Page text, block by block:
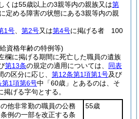
くは55歳以上の3親等内の親族又は第
に定める障害の状態にある3親等内の親
1号 第2号又は第4号に掲げる者 100
資格年齢の特例等)
欄に掲げる期間に死亡した職員の遺族
第13条の規定の適用については、 同表
区分に応じ、 第12条第1項第1号及び
第1項第6号中「60歳」とあるのは、そ
掲げる字句とする。
他非常勤の職員の公務
例の一部を改正する条
55歳